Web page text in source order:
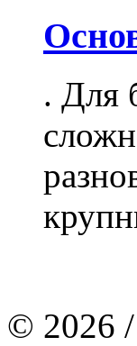
. Для
© 2026 /